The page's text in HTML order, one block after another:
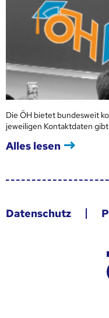
Die ÖH bietet bundesweit
jeweiligen Kontaktdaten
Alles lesen
Datenschutz